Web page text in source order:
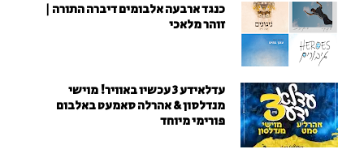
כנגד ארבעה אלבומים דיברה התורה |
זוהר מלאכי
עדלאידע 3 עכשיו באוויר! מוישי
מנדלסון & אהרלה סאמעט באלבום
פורימי מיוחד